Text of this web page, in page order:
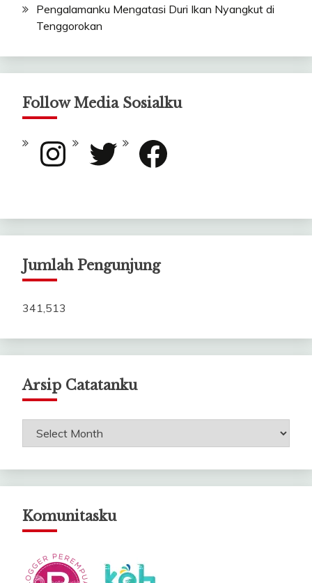
Pengalamanku Mengatasi Duri Ikan Nyangkut di
Tenggorokan
Follow Media Sosialku
Instagram Twitter Facebook
Jumlah Pengunjung
341,513
Arsip Catatanku
Arsip
Komunitasku